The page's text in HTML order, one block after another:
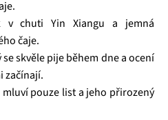
v chuti Yin Xiangu a jemná
čaje.
se skvěle pije během dne a ocení
začínají.
mluví pouze list a jeho přirozený